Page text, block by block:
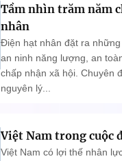
Tầm nhìn trăm năm
nhân
Điện hạt nhân đặt ra
an ninh năng lượng, an
chấp nhận xã hội. Chuyên
nguyên lý...
Việt Nam trong cuộc
Việt Nam có lợi thế nhân